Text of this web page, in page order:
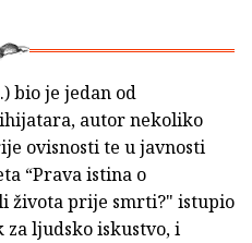
bio je jedan od
autor nekoliko
ovisnosti te u javnosti
“Prava istina o
života prije smrti?" istupio
ljudsko iskustvo, i